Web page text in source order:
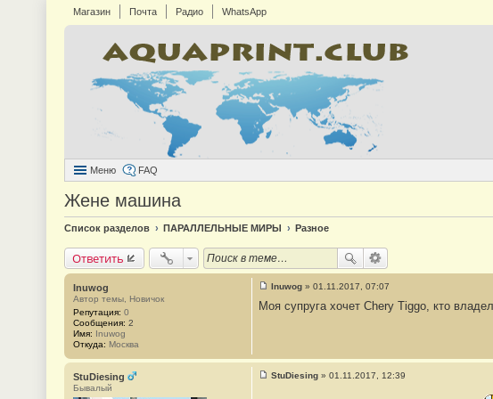
Магазин Почта Радио WhatsApp
Меню FAQ
Жене машина
Список разделов ПАРАЛЛЕЛЬНЫЕ МИРЫ Разное
Ответить
Inuwog
Автор темы, Новичок
Репутация: 0
Сообщения: 2
Имя: Inuwog
Откуда: Москва
о
н
е
Inuwog » 01.11.2017, 07:07
Моя супруга хочет Chery Tiggo, кто
StuDiesing
Бывалый
StuDiesing » 01.11.2017, 12:39